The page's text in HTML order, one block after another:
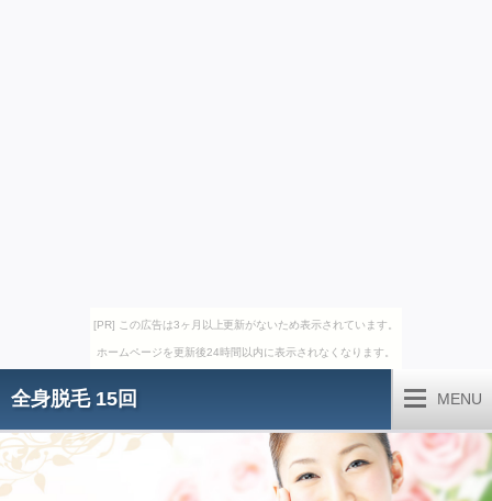
[PR] この広告は3ヶ月以上更新がないため表示されています。
ホームページを更新後24時間以内に表示されなくなります。
全身脱毛 15回 MENU